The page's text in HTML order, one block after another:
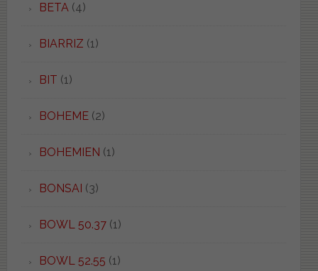
BETA(4)
BIARRIZ (1)
BIT (1)
BOHEME(2)
BOHEMIEN (1)
BONSAI (3)
BOWL 50.37(1)
BOWL 52.55 (1)